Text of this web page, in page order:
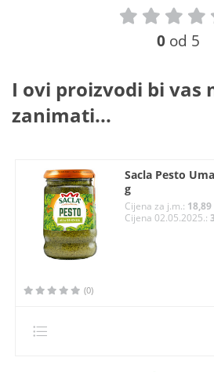
0 od 5
I ovi proizvodi bi vas
zanimati...
Sacla Pesto
g
Cijena za j.m.:
Cijena 02.05.2025.:
(0)